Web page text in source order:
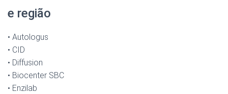
e região
• Autologus
• CID
• Diffusion
• Biocenter SBC
• Enzilab